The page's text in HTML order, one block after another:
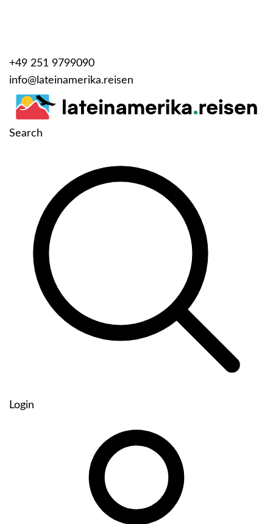
+49 251 9799090
info@lateinamerika.reisen
Search
Login